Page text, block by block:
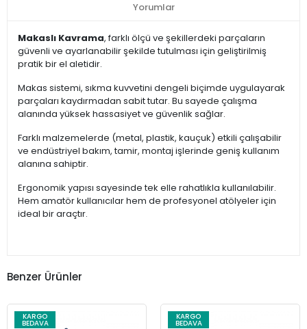
Yorumlar
Makaslı Kavrama, farklı ölçü ve şekillerdeki parçaların
güvenli ve ayarlanabilir şekilde tutulması için geliştirilmiş
pratik bir el aletidir.
Makas sistemi, sıkma kuvvetini dengeli biçimde uygulayarak
parçaları kaydırmadan sabit tutar. Bu sayede çalışma
alanında yüksek hassasiyet ve güvenlik sağlar.
Farklı malzemelerde (metal, plastik, kauçuk) etkili çalışabilir
ve endüstriyel bakım, tamir, montaj işlerinde geniş kullanım
alanına sahiptir.
Ergonomik yapısı sayesinde tek elle rahatlıkla kullanılabilir.
Hem amatör kullanıcılar hem de profesyonel atölyeler için
ideal bir araçtır.
Benzer Ürünler
KARGO
BEDAVA
KARGO
BEDAVA